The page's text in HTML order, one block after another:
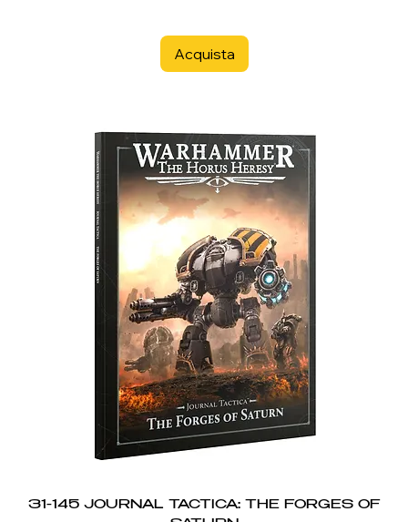
Acquista
31-145 JOURNAL TACTICA: THE FORGES OF